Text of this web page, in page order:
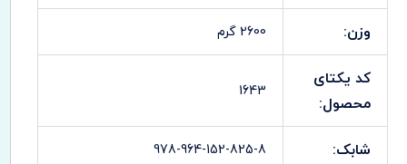
وزن: 2600 گرم
کد یکتای
محصول:
1643
شابک: 978-964-152-825-8